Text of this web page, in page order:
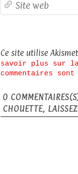
Ce site utilise
savoir plus sur la
commentaires
0
CHOUETTE,